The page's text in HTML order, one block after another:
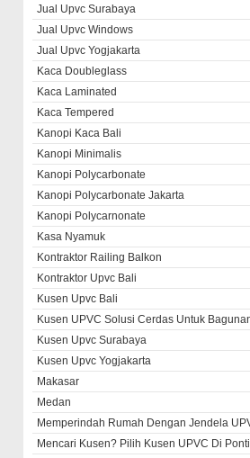
Jual Upvc Surabaya
Jual Upvc Windows
Jual Upvc Yogjakarta
Kaca Doubleglass
Kaca Laminated
Kaca Tempered
Kanopi Kaca Bali
Kanopi Minimalis
Kanopi Polycarbonate
Kanopi Polycarbonate Jakarta
Kanopi Polycarnonate
Kasa Nyamuk
Kontraktor Railing Balkon
Kontraktor Upvc Bali
Kusen Upvc Bali
Kusen UPVC Solusi Cerdas Untuk
Kusen Upvc Surabaya
Kusen Upvc Yogjakarta
Makasar
Medan
Memperindah Rumah Dengan Jendela
Mencari Kusen? Pilih Kusen UPVC Di